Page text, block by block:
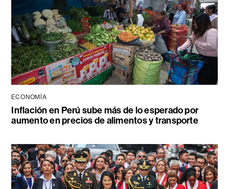
ECONOMÍA
Inflación en Perú sube más de lo esperado por
aumento en precios de alimentos y transporte